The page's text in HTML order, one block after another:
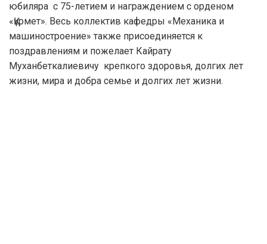
юбиляра с 75-летием и награждением с орденом
«Құрмет». Весь коллектив кафедры «Механика и
машиностроение» также присоединяется к
поздравлениям и пожелает Кайрату
Муханбеткалиевичу крепкого здоровья, долгих лет
жизни, мира и добра семье и долгих лет жизни.